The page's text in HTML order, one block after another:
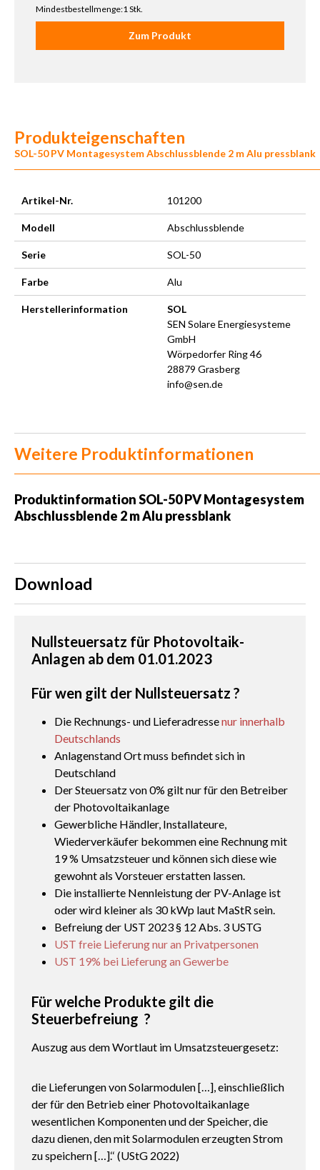
Mindestbestellmenge:1 Stk.
Zum Produkt
Produkteigenschaften
SOL-50 PV Montagesystem Abschlussblende 2 m Alu pressblank
Artikel-Nr. 101200
Modell Abschlussblende
Serie SOL-50
Farbe Alu
Herstellerinformation
SOL
SEN Solare Energiesysteme
GmbH
Wörpedorfer Ring 46
28879 Grasberg
info@sen.de
Weitere Produktinformationen
ProduktinformationSOL-50 PV Montagesystem
Abschlussblende 2 m Alu pressblank
Download
Nullsteuersatz für Photovoltaik-
Anlagen ab dem 01.01.2023
Für wen gilt der Nullsteuersatz ?
Die Rechnungs- und Lieferadressenur innerhalb
Deutschlands
Anlagenstand Ort muss befindet sich in
Deutschland
Der Steuersatz von 0% gilt nur für den Betreiber
der Photovoltaikanlage
Gewerbliche Händler, Installateure,
Wiederverkäufer bekommen eine Rechnung mit
19 % Umsatzsteuer und können sich diese wie
gewohnt als Vorsteuer erstatten lassen.
Die installierte Nennleistung der PV-Anlage ist
oder wird kleiner als 30 kWp laut MaStR sein.
Befreiung der UST 2023 § 12 Abs. 3 USTG
UST freie Lieferung nur an Privatpersonen
UST 19% bei Lieferung an Gewerbe
Für welche Produkte gilt die
Steuerbefreiung ?
Auszug aus dem Wortlaut im Umsatzsteuergesetz:
die Lieferungen von Solarmodulen […], einschließlich
der für den Betrieb einer Photovoltaikanlage
wesentlichen Komponenten und der Speicher, die
dazu dienen, den mit Solarmodulen erzeugten Strom
zu speichern […].‘‘ (UStG 2022)